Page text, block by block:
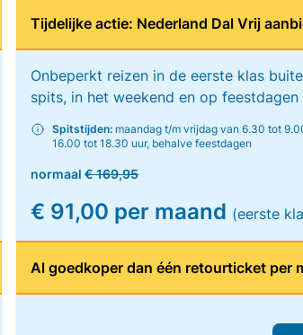
Tijdelijke actie: Nederland Dal Vrij
Onbeperkt reizen in de eerste klas
spits, in het weekend en op feestdagen
Spitstijden: maandag t/m vrijdag van 6.30 tot
16.00 tot 18.30 uur, behalve feestdagen
normaal€ 169,95
€ 91,00 per maand (eerste
Al goedkoper dan één retourticket per